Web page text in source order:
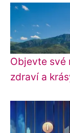
Objevte své
zdraví a